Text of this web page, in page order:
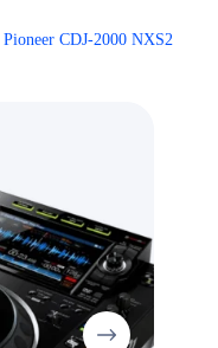
Pioneer CDJ-2000 NXS2